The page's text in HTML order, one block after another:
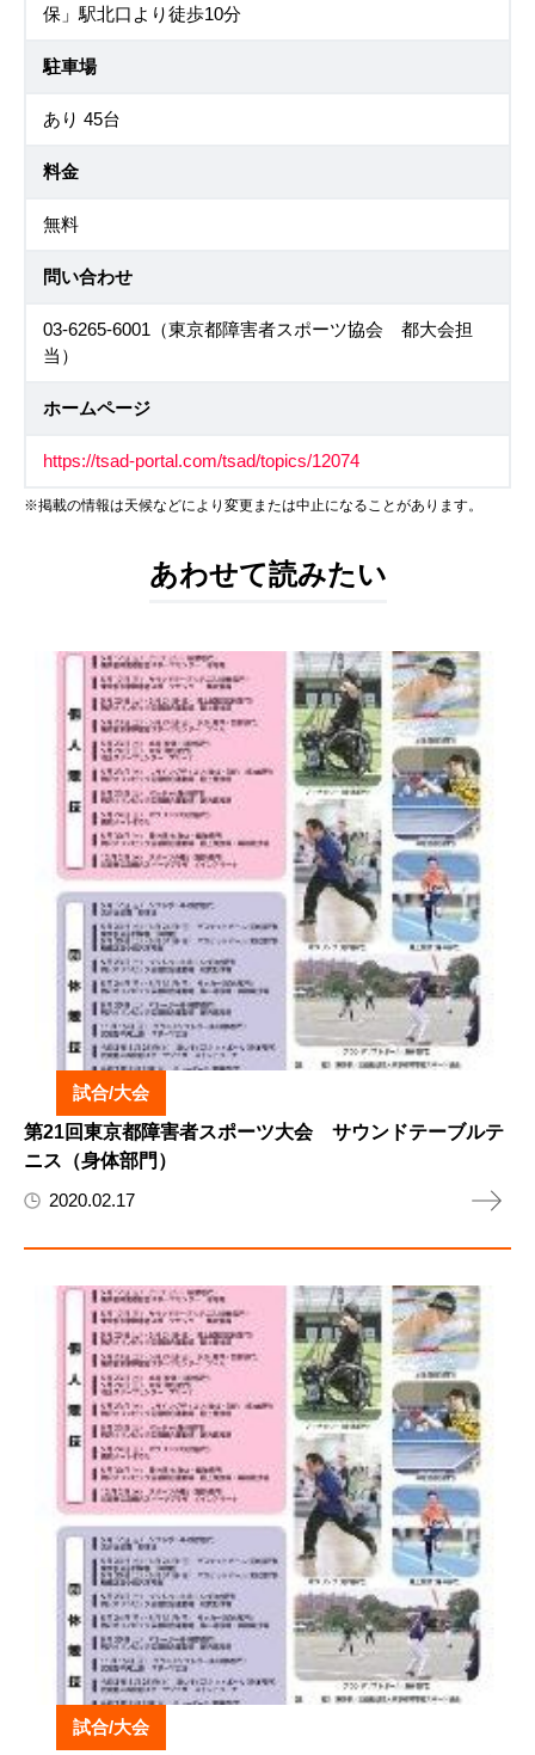
保」駅北口より徒歩10分
駐車場
あり 45台
料金
無料
問い合わせ
03-6265-6001（東京都障害者スポーツ協会 都大会担
当）
ホームページ
https://tsad-portal.com/tsad/topics/12074
※掲載の情報は天候などにより変更または中止になることがあります。
あわせて読みたい
試合/大会
第21回東京都障害者スポーツ大会 サウンドテーブルテ
ニス（身体部門）
2020.02.17
試合/大会